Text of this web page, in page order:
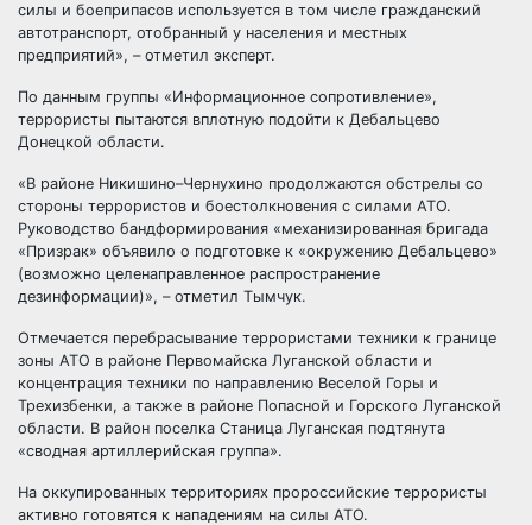
силы и боеприпасов используется в том числе гражданский
автотранспорт, отобранный у населения и местных
предприятий», – отметил эксперт.
По данным группы «Информационное сопротивление»,
террористы пытаются вплотную подойти к Дебальцево
Донецкой области.
«В районе Никишино–Чернухино продолжаются обстрелы со
стороны террористов и боестолкновения с силами АТО.
Руководство бандформирования «механизированная бригада
«Призрак» объявило о подготовке к «окружению Дебальцево»
(возможно целенаправленное распространение
дезинформации)», – отметил Тымчук.
Отмечается перебрасывание террористами техники к границе
зоны АТО в районе Первомайска Луганской области и
концентрация техники по направлению Веселой Горы и
Трехизбенки, а также в районе Попасной и Горского Луганской
области. В район поселка Станица Луганская подтянута
«сводная артиллерийская группа».
На оккупированных территориях пророссийские террористы
активно готовятся к нападениям на силы АТО.